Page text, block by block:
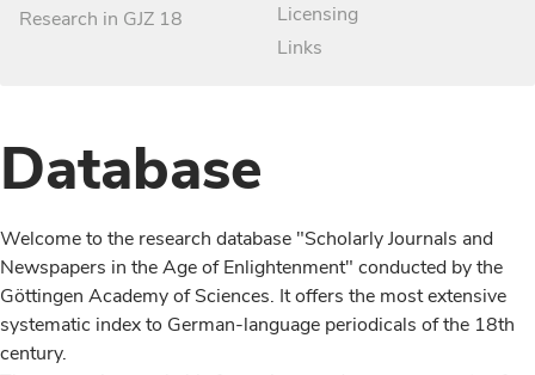
Research in GJZ 18
Licensing
Links
Database
Welcome to the research database "Scholarly Journals and
Newspapers in the Age of Enlightenment" conducted by the
Göttingen Academy of Sciences. It offers the most extensive
systematic index to German-language periodicals of the 18th
century.